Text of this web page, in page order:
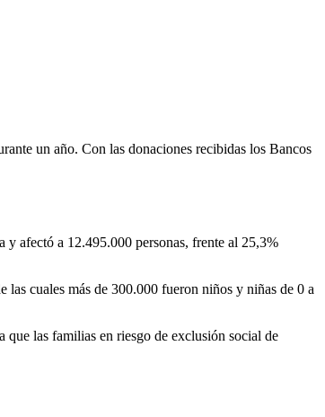
un año. Con las donaciones recibidas los Bancos
y afectó a 12.495.000 personas, frente al 25,3%
cuales más de 300.000 fueron niños y niñas de 0 a
que las familias en riesgo de exclusión social de